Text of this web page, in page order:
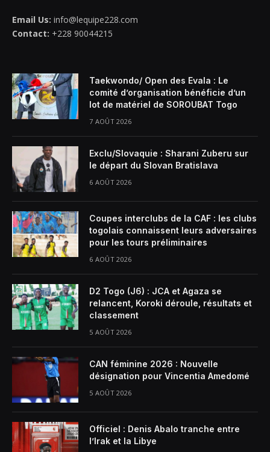
Email Us: info@lequipe228.com
Contact: +228 90044215
Taekwondo/ Open des Evala : Le
comité d’organisation bénéficie d’un
lot de matériel de SOROUBAT Togo
7 AOÛT 2026
Exclu/Slovaquie : Sharani Zuberu sur
le départ du Slovan Bratislava
6 AOÛT 2026
Coupes interclubs de la CAF : les clubs
togolais connaissent leurs adversaires
pour les tours préliminaires
6 AOÛT 2026
D2 Togo (J6) : JCA et Agaza se
relancent, Koroki déroule, résultats et
classement
5 AOÛT 2026
CAN féminine 2026 : Nouvelle
désignation pour Vincentia Amedomé
5 AOÛT 2026
Officiel : Denis Abalo tranche entre
l’Irak et la Libye